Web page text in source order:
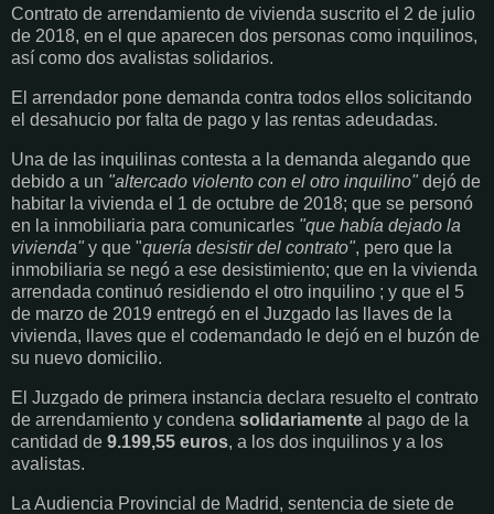
Contrato de arrendamiento de vivienda suscrito el 2 de julio
de 2018, en el que aparecen dos personas como inquilinos,
así como dos avalistas solidarios.
El arrendador pone demanda contra todos ellos solicitando
el desahucio por falta de pago y las rentas adeudadas.
Una de las inquilinas contesta a la demanda alegando que
debido a un "altercado violento con el otro inquilino"dejó de
habitar la vivienda el 1 de octubre de 2018; que se personó
en la inmobiliaria para comunicarles "que había dejado la
vivienda"y que "quería desistir del contrato", pero que la
inmobiliaria se negó a ese desistimiento; que en la vivienda
arrendada continuó residiendo el otro inquilino ; y que el 5
de marzo de 2019 entregó en el Juzgado las llaves de la
vivienda, llaves que el codemandado le dejó en el buzón de
su nuevo domicilio.
El Juzgado de primera instancia declara resuelto el contrato
de arrendamiento y condena solidariamente al pago de la
cantidad de 9.199,55 euros, a los dos inquilinos y a los
avalistas.
La Audiencia Provincial de Madrid, sentencia de siete de